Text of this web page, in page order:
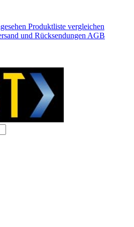
Produktliste vergleichen
und Rücksendungen AGB